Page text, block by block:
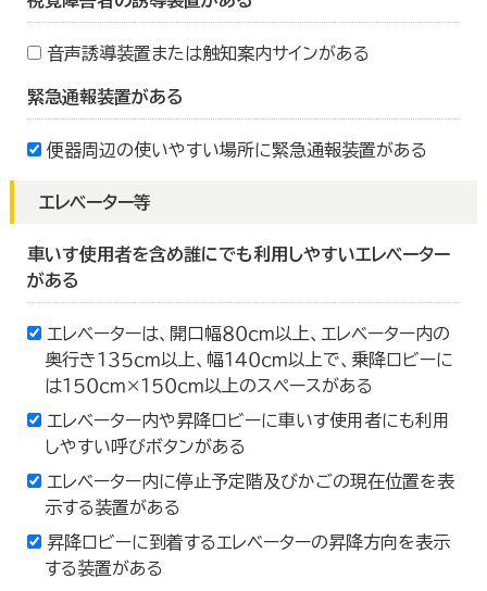
音声誘導装置または触知案内サインがある
緊急通報装置がある
便器周辺の使いやすい場所に緊急通報装置がある
エレベーター等
車いす使用者を含め誰にでも利用しやすいエレベーター
がある
エレベーターは、開口幅８０ｃｍ以上、エレベーター内の
奥行き１３５ｃｍ以上、幅１４０ｃｍ以上で、乗降ロビーに
は１５０ｃｍ×１５０ｃｍ以上のスペースがある
エレベーター内や昇降ロビーに車いす使用者にも利用
しやすい呼びボタンがある
エレベーター内に停止予定階及びかごの現在位置を表
示する装置がある
昇降ロビーに到着するエレベーターの昇降方向を表示
する装置がある